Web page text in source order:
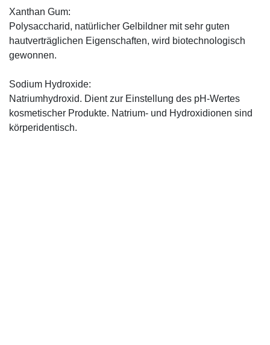
Xanthan Gum:
Polysaccharid, natürlicher Gelbildner mit sehr guten
hautverträglichen Eigenschaften, wird biotechnologisch
gewonnen.
Sodium Hydroxide:
Natriumhydroxid. Dient zur Einstellung des pH-Wertes
kosmetischer Produkte. Natrium- und Hydroxidionen sind
körperidentisch.